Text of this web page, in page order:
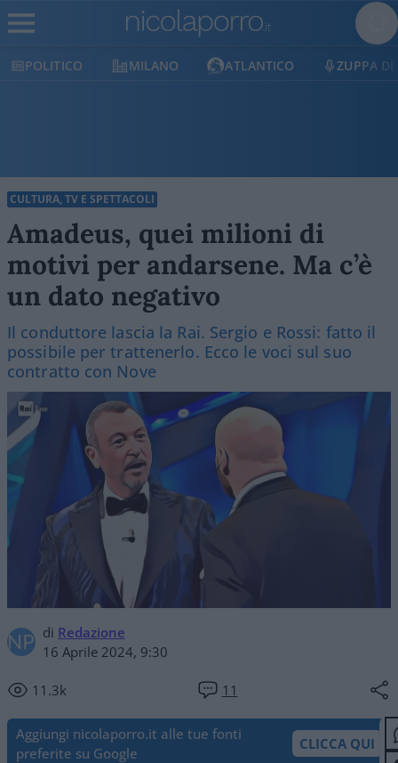
POLITICO MILANO ATLANTICO ZUPPA DI
CULTURA, TV E SPETTACOLI
Amadeus, quei milioni di
motivi per andarsene. Ma c’è
un dato negativo
Il conduttore lascia la Rai. Sergio e Rossi: fatto il
possibile per trattenerlo. Ecco le voci sul suo
contratto con Nove
di Redazione
16 Aprile 2024, 9:30
11.3k 11
Aggiungi nicolaporro.it alle tue fonti
preferite su Google
CLICCA QUI